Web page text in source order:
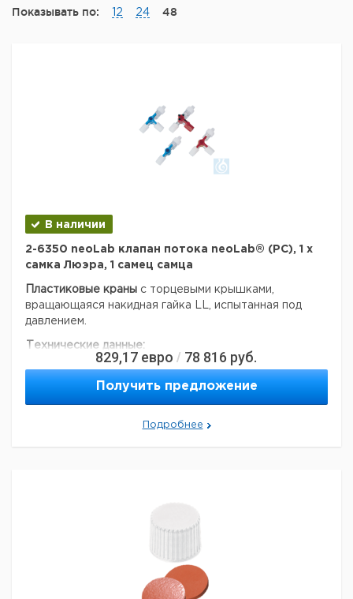
Показывать по: 12 24 48
В наличии
2-6350 neoLab клапан потока neoLab® (PC), 1 х
самка Люэра, 1 самец самца
Пластиковые краны с торцевыми крышками,
вращающаяся накидная гайка LL, испытанная под
давлением.
Технические данные:
4058072007966
Данные для перевозки (реальные данные могут
829,17 евро / 78 816 руб.
Получить предложение
Подробнее